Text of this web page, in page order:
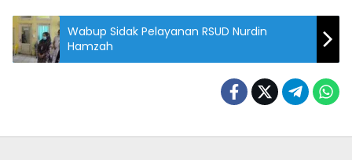
Wabup Sidak Pelayanan RSUD Nurdin
Hamzah